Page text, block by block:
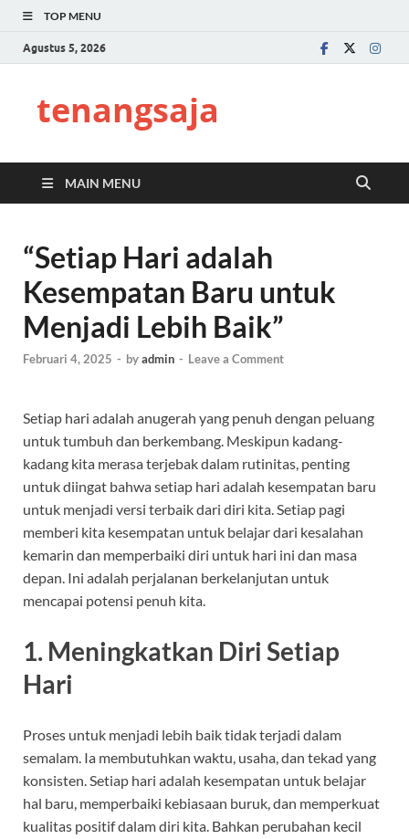
TOP MENU
Agustus 5, 2026
tenangsaja
MAIN MENU
“Setiap Hari adalah
Kesempatan Baru untuk
Menjadi Lebih Baik”
Februari 4, 2025 - byadmin - Leave a Comment
Setiap hari adalah anugerah yang penuh dengan peluang
untuk tumbuh dan berkembang. Meskipun kadang-
kadang kita merasa terjebak dalam rutinitas, penting
untuk diingat bahwa setiap hari adalah kesempatan baru
untuk menjadi versi terbaik dari diri kita. Setiap pagi
memberi kita kesempatan untuk belajar dari kesalahan
kemarin dan memperbaiki diri untuk hari ini dan masa
depan. Ini adalah perjalanan berkelanjutan untuk
mencapai potensi penuh kita.
1. Meningkatkan Diri Setiap
Hari
Proses untuk menjadi lebih baik tidak terjadi dalam
semalam. Ia membutuhkan waktu, usaha, dan tekad yang
konsisten. Setiap hari adalah kesempatan untuk belajar
hal baru, memperbaiki kebiasaan buruk, dan memperkuat
kualitas positif dalam diri kita. Bahkan perubahan kecil